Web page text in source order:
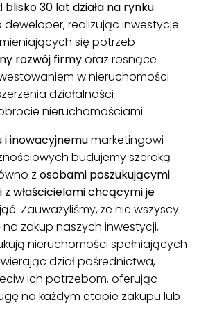
blisko 30 lat działa na rynku
deweloper, realizując inwestycje
się potrzeb
rozwój firmyoraz rosnące
w nieruchomości
działalności
nieruchomościami.
inowacyjnemumarketingowi
budujemy szeroką
z osobami poszukującymi
z właścicielami chcącymi je
. Zauważyliśmy, że nie wszyscy
zakup naszych inwestycji,
nieruchomości spełniających
dział pośrednictwa,
ich potrzebom, oferując
na każdym etapie zakupu lub